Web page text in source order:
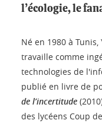
l’écologie, le
Né en 1980 à
travaille comme
technologies de
publié en livre de
de l’incertitude
des lycéens Coup